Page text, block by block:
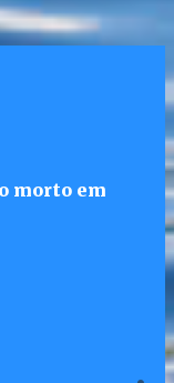
morto em